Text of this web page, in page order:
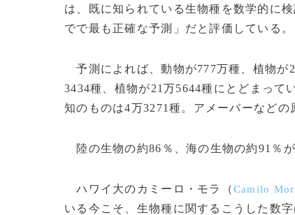
は、既に知られている生物種を数学的に
でで最も正確な予測」だと評価している。
予測によれば、動物が777万種、植物が
3434種、植物が21万5644種にとどまって
知のものは4万3271種。アメーバーなどの
陸の生物の約86％、海の生物の約91％
ハワイ大のカミーロ・モラ（Camilo
いる今こそ、生物種に関するこうした数